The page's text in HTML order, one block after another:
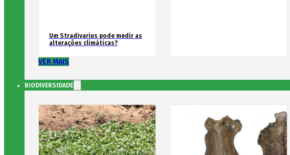
Um Stradivarius pode medir as
alterações climáticas?
VER MAIS
BIODIVERSIDADE